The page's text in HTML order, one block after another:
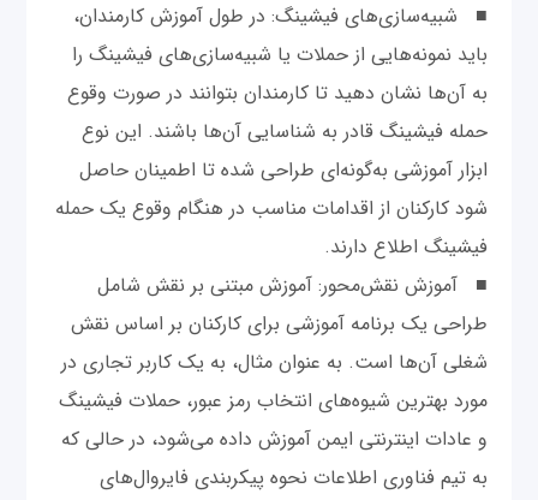
■ شبیه‌سازی‌های فیشینگ: در طول آموزش کارمندان،
باید نمونه‌هایی از حملات یا شبیه‌سازی‌های فیشینگ را
به آن‌ها نشان دهید تا کارمندان بتوانند در صورت وقوع
حمله فیشینگ قادر به شناسایی آن‌ها باشند. این نوع
ابزار آموزشی به‌گونه‌ای طراحی شده تا اطمینان حاصل
شود کارکنان از اقدامات مناسب در هنگام وقوع یک حمله
فیشینگ اطلاع دارند.
■ آموزش نقش‌محور: آموزش مبتنی بر نقش شامل
طراحی یک برنامه آموزشی برای کارکنان بر اساس نقش
شغلی آن‌ها است. به عنوان مثال، به یک کاربر تجاری در
مورد بهترین شیوه‌های انتخاب رمز عبور، حملات فیشینگ
و عادات اینترنتی ایمن آموزش داده می‌شود، در حالی که
به تیم فناوری اطلاعات نحوه پیکربندی فایروال‌های